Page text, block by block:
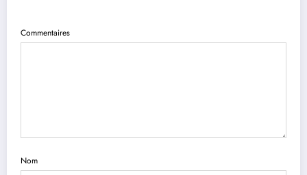
Commentaires
Nom